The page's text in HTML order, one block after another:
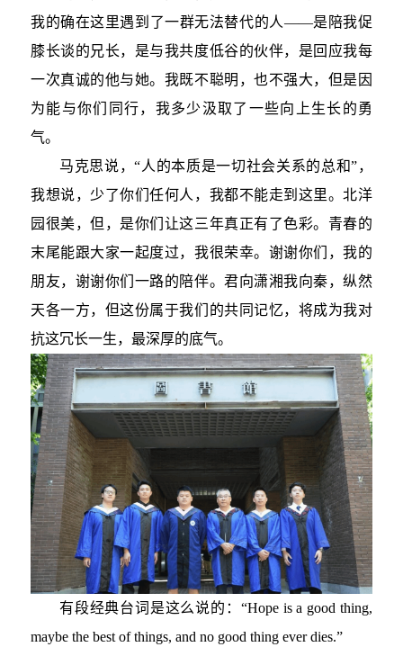
我的确在这里遇到了一群无法替代的人——是陪我促
膝长谈的兄长，是与我共度低谷的伙伴，是回应我每
一次真诚的他与她。我既不聪明，也不强大，但是因
为能与你们同行，我多少汲取了一些向上生长的勇
气。
马克思说，“人的本质是一切社会关系的总和”，
我想说，少了你们任何人，我都不能走到这里。北洋
园很美，但，是你们让这三年真正有了色彩。青春的
末尾能跟大家一起度过，我很荣幸。谢谢你们，我的
朋友，谢谢你们一路的陪伴。君向潇湘我向秦，纵然
天各一方，但这份属于我们的共同记忆，将成为我对
抗这冗长一生，最深厚的底气。
有段经典台词是这么说的：“Hope is a good thing,
maybe the best of things, and no good thing ever dies.”